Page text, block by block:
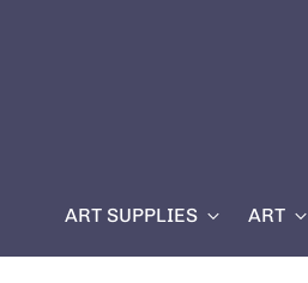
ART SUPPLIES ART